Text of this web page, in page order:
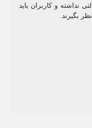
نداشته و کاربران باید
بگیرند.